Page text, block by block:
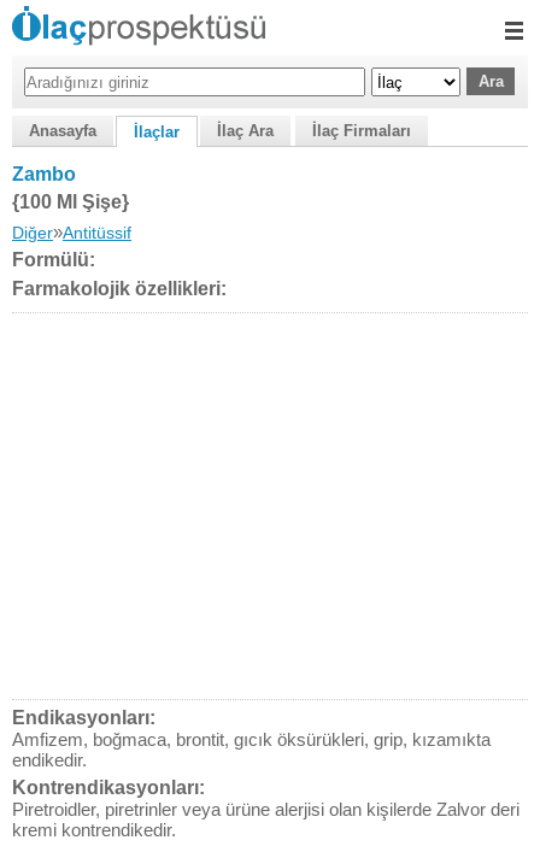
Anasayfa İlaçlar İlaç Ara İlaç Firmaları
Zambo
{100 Ml Şişe}
Diğer»Antitüssif
Formülü:
Farmakolojik özellikleri:
Endikasyonları:
Amfizem, boğmaca, brontit, gıcık öksürükleri, grip, kızamıkta
endikedir.
Kontrendikasyonları:
Piretroidler, piretrinler veya ürüne alerjisi olan kişilerde Zalvor deri
kremi kontrendikedir.